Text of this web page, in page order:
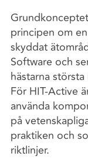
principen om
skyddat
Software och
hästarna
För HIT-Active
använda
på
praktiken och
riktlinjer.